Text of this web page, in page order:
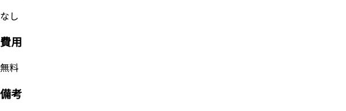
なし
費用
無料
備考